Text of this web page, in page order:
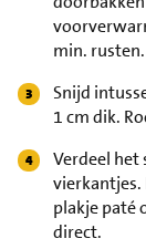
min. rusten.
Snijd
1 cm dik.
Verdeel het
vierkantjes.
plakje paté
direct.